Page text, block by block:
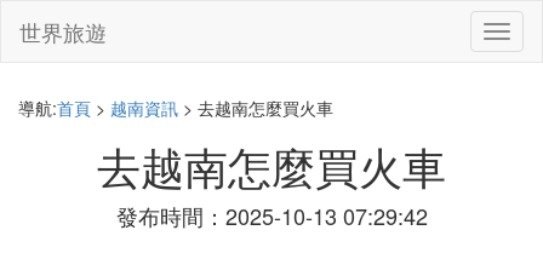
切
換
世界旅遊
導航:首頁 > 越南資訊 > 去越南怎麼買火車
去越南怎麼買火車
發布時間：2025-10-13 07:29:42